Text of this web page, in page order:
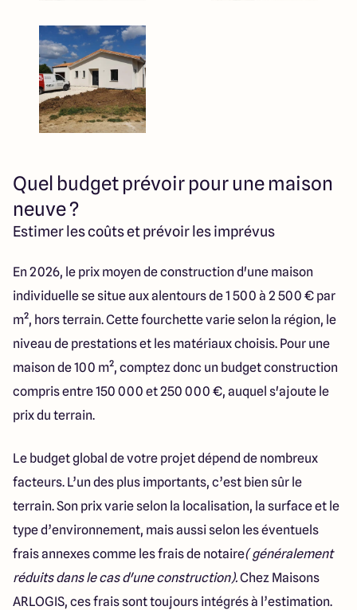
Quel budget prévoir pour une maison
neuve ?
Estimer les coûts et prévoir les imprévus
En 2026, le prix moyen de construction d'une maison
individuelle se situe aux alentours de 1 500 à 2 500 € par
m², hors terrain. Cette fourchette varie selon la région, le
niveau de prestations et les matériaux choisis. Pour une
maison de 100 m², comptez donc un budget construction
compris entre 150 000 et 250 000 €, auquel s'ajoute le
prix du terrain.
Le budget global de votre projet dépend de nombreux
facteurs. L’un des plus importants, c’est bien sûr le
terrain. Son prix varie selon la localisation, la surface et le
type d’environnement, mais aussi selon les éventuels
frais annexes comme les frais de notaire( généralement
réduits dans le cas d'une construction).Chez Maisons
ARLOGIS, ces frais sont toujours intégrés à l’estimation.